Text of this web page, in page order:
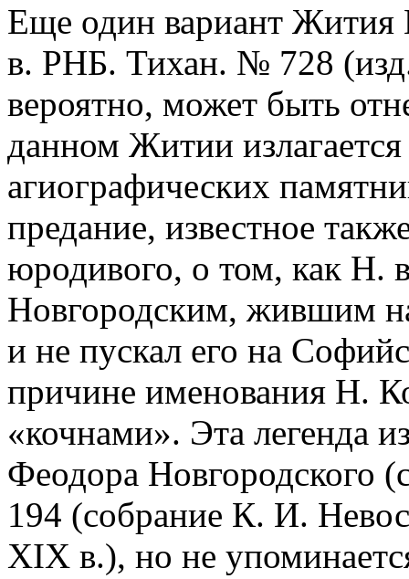
Еще один вариант Жития
в. РНБ. Тихан. № 728
вероятно, может быть
данном Житии
агиографических
предание, известное
юродивого, о том, как Н.
Новгородским, жившим
и не пускал его на
причине именования Н.
«кочнами». Эта легенда
Феодора Новгородского
194 (собрание К. И.
XIX в.), но не